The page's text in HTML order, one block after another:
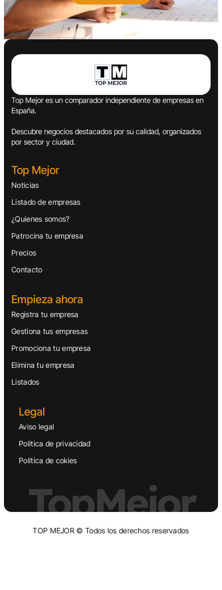
Top Mejor es un comparador independiente de empresas en
España.
Descubre negocios destacados por su calidad, organizados
por sector y ciudad.
Top Mejor
Noticias
Listado de empresas
¿Quienes somos?
Patrocina tu empresa
Precios
Contacto
Empieza ahora
Registra tu empresa
Gestiona tus empresas
Promociona tu empresa
Elimina tu empresa
Listados
Legal
Aviso legal
Política de privacidad
Política de cokies
TopMejor
TOP MEJOR © Todos los derechos reservados